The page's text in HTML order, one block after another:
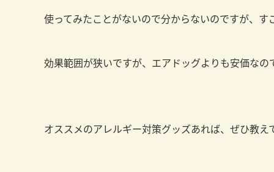
使ってみたことがないので分からないのですが、す
効果範囲が狭いですが、エアドッグよりも安価な
オススメのアレルギー対策グッズあれば、ぜひ教